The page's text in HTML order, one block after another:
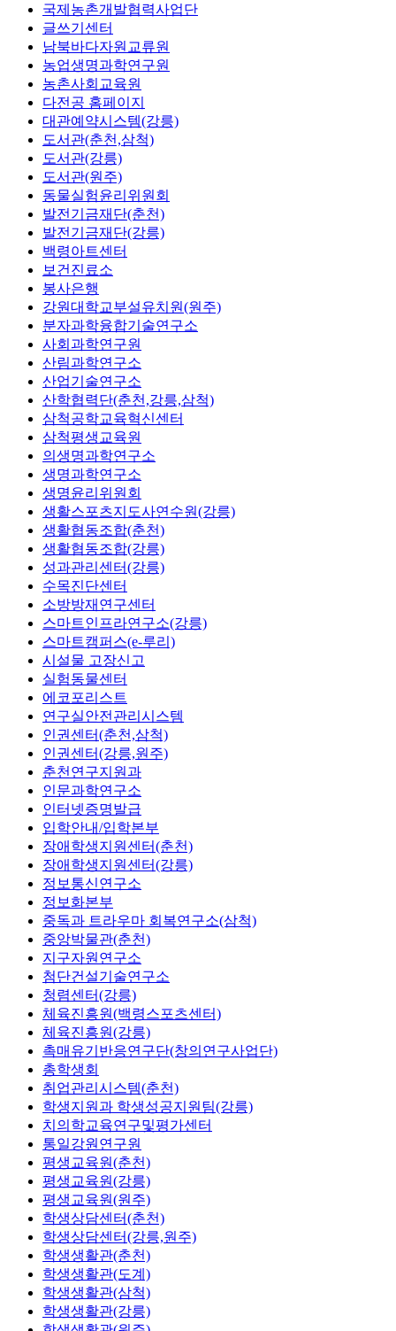
국제농촌개발협력사업단
글쓰기센터
남북바다자원교류원
농업생명과학연구원
농촌사회교육원
다전공 홈페이지
대관예약시스템(강릉)
도서관(춘천,삼척)
도서관(강릉)
도서관(원주)
동물실험윤리위원회
발전기금재단(춘천)
발전기금재단(강릉)
백령아트센터
보건진료소
봉사은행
강원대학교부설유치원(원주)
분자과학융합기술연구소
사회과학연구원
산림과학연구소
산업기술연구소
산학협력단(춘천,강릉,삼척)
삼척공학교육혁신센터
삼척평생교육원
의생명과학연구소
생명과학연구소
생명윤리위원회
생활스포츠지도사연수원(강릉)
생활협동조합(춘천)
생활협동조합(강릉)
성과관리센터(강릉)
수목진단센터
소방방재연구센터
스마트인프라연구소(강릉)
스마트캠퍼스(e-루리)
시설물 고장신고
실험동물센터
에코포리스트
연구실안전관리시스템
인권센터(춘천,삼척)
인권센터(강릉,원주)
춘천연구지원과
인문과학연구소
인터넷증명발급
입학안내/입학본부
장애학생지원센터(춘천)
장애학생지원센터(강릉)
정보통신연구소
정보화본부
중독과 트라우마 회복연구소(삼척)
중앙박물관(춘천)
지구자원연구소
첨단건설기술연구소
청렴센터(강릉)
체육진흥원(백령스포츠센터)
체육진흥원(강릉)
촉매유기반응연구단(창의연구사업단)
총학생회
취업관리시스템(춘천)
학생지원과 학생성공지원팀(강릉)
치의학교육연구및평가센터
통일강원연구원
평생교육원(춘천)
평생교육원(강릉)
평생교육원(원주)
학생상담센터(춘천)
학생상담센터(강릉,원주)
학생생활관(춘천)
학생생활관(도계)
학생생활관(삼척)
학생생활관(강릉)